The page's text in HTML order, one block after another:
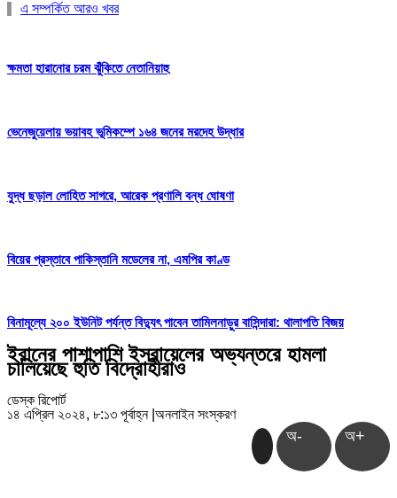
এ সম্পর্কিত আরও খবর
ক্ষমতা হারানোর চরম ঝুঁকিতে নেতানিয়াহু
ভেনেজুয়েলায় ভয়াবহ ভূমিকম্পে ১৬৪ জনের মরদেহ উদ্ধার
যুদ্ধ ছড়াল লোহিত সাগরে, আরেক প্রণালি বন্ধ ঘোষণা
বিয়ের প্রস্তাবে পাকিস্তানি মডেলের না, এমপির কাণ্ড
বিনামূল্যে ২০০ ইউনিট পর্যন্ত বিদ্যুৎ পাবেন তামিলনাড়ুর বাসিন্দারা: থালাপতি বিজয়
ইরানের পাশাপাশি ইসরায়েলের অভ্যন্তরে হামলা
চালিয়েছে হুতি বিদ্রোহীরাও
ডেস্ক রিপোর্ট
১৪ এপ্রিল ২০২৪, ৮:১৩ পূর্বাহ্ন অনলাইন সংস্করণ
অ- অ+